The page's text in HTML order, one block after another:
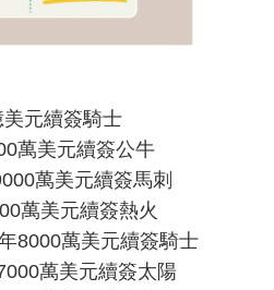
元續簽騎士
萬美元續簽公牛
萬美元續簽馬刺
萬美元續簽熱火
8000萬美元續簽騎士
萬美元續簽太陽